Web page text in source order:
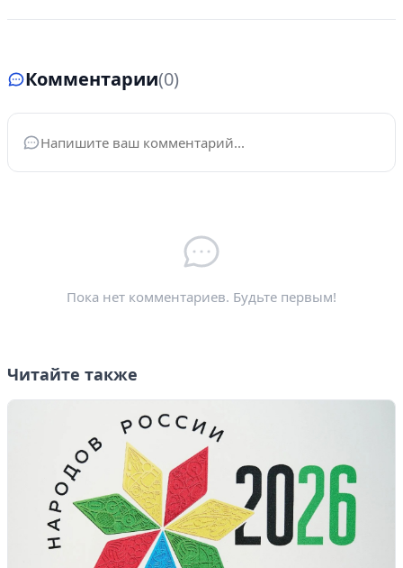
Комментарии(0)
Ваше имя*
Пока нет комментариев. Будьте первым!
Читайте также